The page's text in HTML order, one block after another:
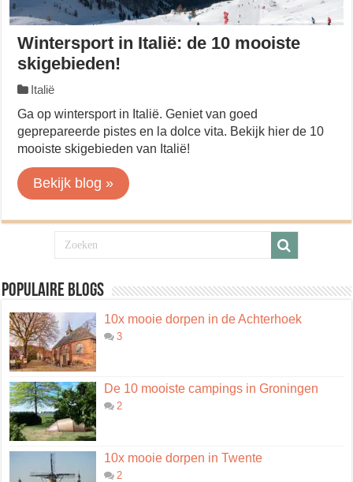
Wintersport in Italië: de 10 mooiste
skigebieden!
Italië
Ga op wintersport in Italië. Geniet van goed
geprepareerde pistes en la dolce vita. Bekijk hier de 10
mooiste skigebieden van Italië!
Bekijk blog »
Populaire blogs
10x mooie dorpen in de Achterhoek
3
De 10 mooiste campings in Groningen
2
10x mooie dorpen in Twente
2